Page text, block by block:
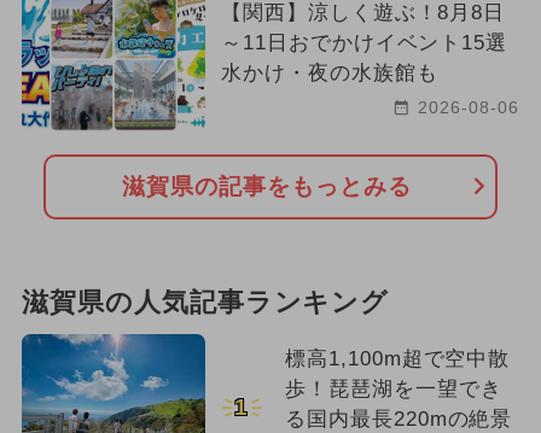
【関西】涼しく遊ぶ！8月8日
～11日おでかけイベント15選
水かけ・夜の水族館も
2026-08-06
滋賀県の記事をもっとみる
滋賀県の人気記事ランキング
1
標高1,100m超で空中散
歩！琵琶湖を一望でき
る国内最長220mの絶景